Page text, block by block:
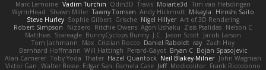
Marc Lemoine Vadim Turchin Odin3D Travis Moiarte3d Tim van Helsdingen
WyrmHead
Shawn Miller Tawny Tomsen Andy Hickmott Mikayla
Hiroshi Saito
Steve Hurley Sophie Gilbert Grische Nigel Hillyer Art of 3D Rendering
Robert Simpson
Nizzero Ritchie Owens Agon Ushaku Zisis Psalidas Nelson C
Matthias Stareagle BunnyCyclops Bunny J.C. Jason Scott Jacob Larson
Tom Jachmann
Max Cristian Rocco Daniel Raboldt ray Zach Hoy
Bernhard Hoffmann Will Hattingh Perard-Gayot Bryan C Bojan Spasojevic
Alan Camerer Toby Yoda Thater Hazel Quantock Neil Blakey-Milner John Wagman
Victor Gan Walter Bosse Edgar San Pamela Case Jeff Modicolitor Frank Riccobono